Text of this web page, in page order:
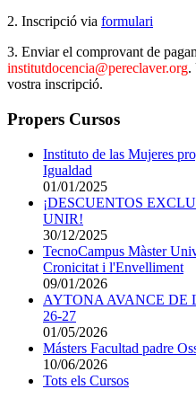
2. Inscripció via formulari
3. Enviar el comprovant de
institutdocencia@pereclaver.org.
vostra inscripció.
Propers Cursos
Instituto de las Mujeres
Igualdad
01/01/2025
¡DESCUENTOS
UNIR!
30/12/2025
TecnoCampus Màster
Cronicitat i l'Envelliment
09/01/2026
AYTONA AVANCE DE
26-27
01/05/2026
Másters Facultad padre
10/06/2026
Tots els Cursos